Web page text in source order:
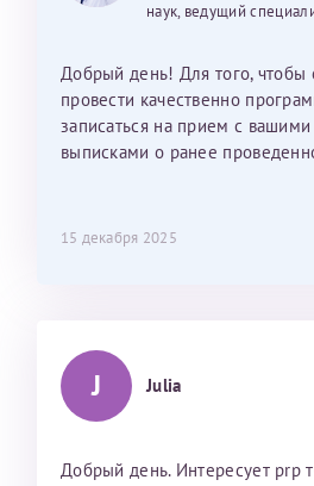
наук, ведущий
Добрый день! Для того, чтобы
провести качественно
записаться на прием с
выписками о ранее
15 декабря 2025
J Julia
Добрый день. Интересует prp